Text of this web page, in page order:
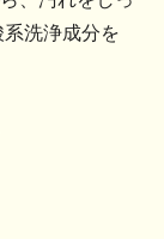
洗浄成分を